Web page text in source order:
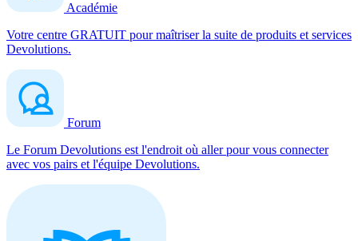
Académie
Votre centre GRATUIT pour maîtriser la suite de produits et services
Devolutions.
Forum
Le Forum Devolutions est l'endroit où aller pour vous connecter
avec vos pairs et l'équipe Devolutions.